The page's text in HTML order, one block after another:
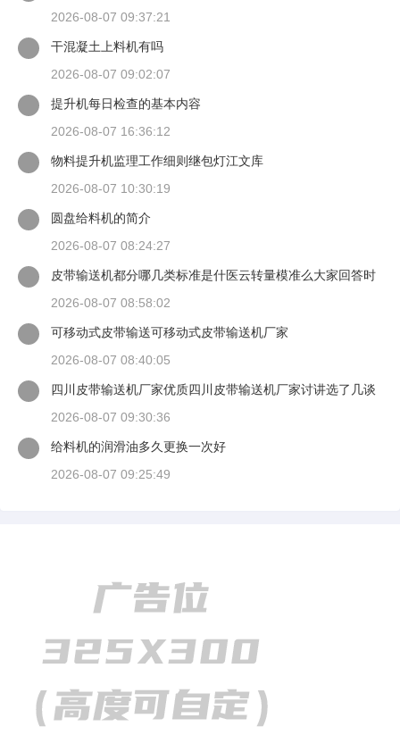
2026-08-07 09:37:21
干混凝土上料机有吗
2026-08-07 09:02:07
提升机每日检查的基本内容
2026-08-07 16:36:12
物料提升机监理工作细则继包灯江文库
2026-08-07 10:30:19
圆盘给料机的简介
2026-08-07 08:24:27
皮带输送机都分哪几类标准是什医云转量模准么大家回答时
2026-08-07 08:58:02
可移动式皮带输送可移动式皮带输送机厂家
2026-08-07 08:40:05
四川皮带输送机厂家优质四川皮带输送机厂家讨讲选了几谈
2026-08-07 09:30:36
给料机的润滑油多久更换一次好
2026-08-07 09:25:49